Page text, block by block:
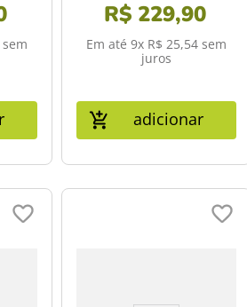
sem
R$ 229,90
Em até 9x R$ 25,54 sem
juros
adicionar